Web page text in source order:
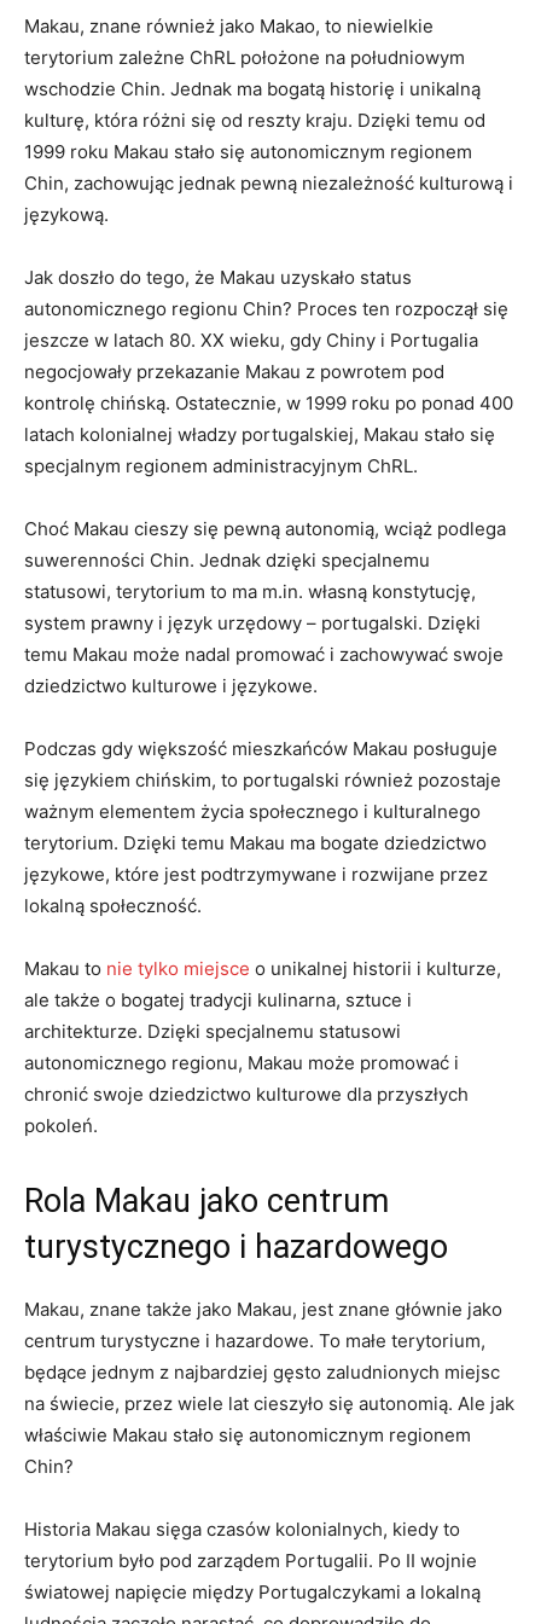
Makau, znane również jako Makao, to niewielkie
terytorium zależne ChRL‍ położone ⁤na południowym
wschodzie‍ Chin. Jednak ma bogatą‌ historię i unikalną
kulturę, która⁢ różni się od reszty ⁢kraju. Dzięki temu od
1999‌ roku Makau ⁤stało się autonomicznym regionem
Chin, zachowując jednak pewną niezależność kulturową i
językową.
Jak⁤ doszło ⁣do ​tego, że Makau uzyskało status
autonomicznego regionu Chin? Proces ten rozpoczął się
‍jeszcze w latach 80. XX‌ wieku, gdy Chiny i Portugalia
negocjowały przekazanie⁤ Makau​ z powrotem pod
kontrolę chińską. Ostatecznie,‌ w 1999 roku ⁢po ponad ‍400
latach kolonialnej władzy portugalskiej,⁤ Makau ​stało się
specjalnym‍ regionem administracyjnym ChRL.
Choć Makau ​cieszy się‍ pewną autonomią, ​wciąż podlega
suwerenności Chin.​ Jednak dzięki specjalnemu
statusowi, terytorium‍ to ma m.in. własną⁣ konstytucję,
system prawny​ i język urzędowy – portugalski. Dzięki
temu Makau może nadal promować i zachowywać ‌swoje
dziedzictwo kulturowe i językowe.
Podczas gdy większość⁣ mieszkańców Makau⁣ posługuje
się językiem chińskim, to portugalski również pozostaje
ważnym ⁤elementem życia społecznego i kulturalnego
terytorium. Dzięki ⁣temu ⁤Makau‌ ma ​bogate ‌dziedzictwo⁣
językowe, które jest⁤ podtrzymywane⁢ i​ rozwijane przez
lokalną społeczność.
Makau to nie tylko⁣ miejsce o ‌unikalnej historii i ⁣kulturze,
ale także⁤ o bogatej tradycji kulinarna, sztuce i⁤
architekturze. Dzięki​ specjalnemu statusowi
autonomicznego‌ regionu, Makau może promować i
chronić swoje dziedzictwo‍ kulturowe‍ dla przyszłych
pokoleń.
Rola Makau jako centrum
turystycznego i hazardowego
Makau, znane także​ jako Makau, jest znane⁣ głównie jako
centrum turystyczne i hazardowe. To małe terytorium,
będące jednym z najbardziej gęsto ⁣zaludnionych‍ miejsc
na świecie,​ przez wiele lat cieszyło ⁤się autonomią. Ale jak
właściwie Makau⁢ stało ‌się autonomicznym regionem
⁣Chin?
Historia​ Makau sięga czasów kolonialnych, kiedy to
terytorium było pod zarządem Portugalii. Po II wojnie
światowej⁣ napięcie między Portugalczykami a lokalną